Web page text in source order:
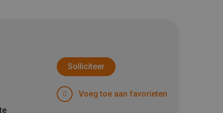
Solliciteer
Voeg toe aan favorieten